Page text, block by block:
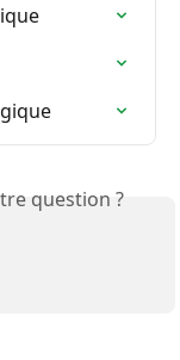
question ?